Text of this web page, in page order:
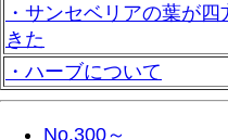
・サンセベリアの葉が
きた
・ハーブについて
No.300～